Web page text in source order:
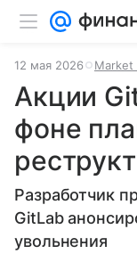
12 мая 2026 Market
Акции
фоне
Разработчик
GitLab
увольнения